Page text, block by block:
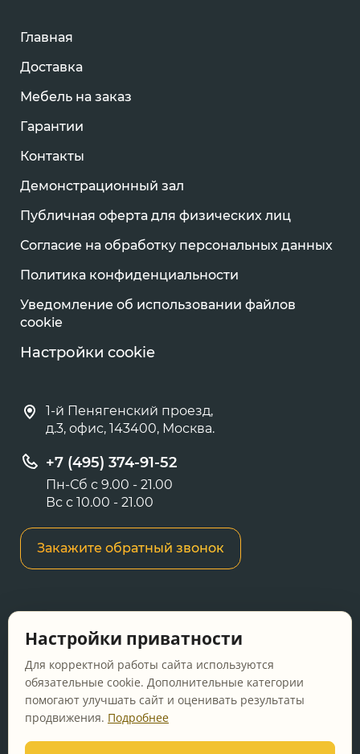
Главная
Доставка
Мебель на заказ
Гарантии
Контакты
Демонстрационный зал
Публичная оферта для физических лиц
Согласие на обработку персональных данных
Политика конфиденциальности
Уведомление об использовании файлов
cookie
Настройки cookie
1-й Пенягенский проезд,
д.3, офис, 143400, Москва.
+7 (495) 374-91-52
Пн-Сб с 9.00 - 21.00
Вс с 10.00 - 21.00
Закажите обратный звонок
сайте носит информационный характер и не
является публичной офертой, определяемой
положениями Статьи 437 ГК РФ.
Перед оформлением заказа уточняйте
актуальную цену у менеджера по телефону.
Настройки приватности
Для корректной работы сайта используются
обязательные cookie. Дополнительные категории
помогают улучшать сайт и оценивать результаты
продвижения. Подробнее